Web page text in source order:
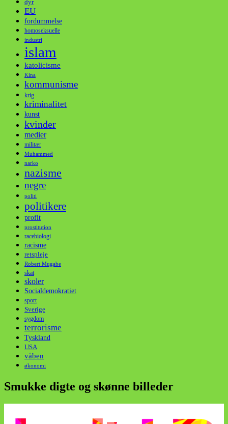
dyr
EU
fordummelse
homoseksuelle
industri
islam
katolicisme
Kina
kommunisme
krig
kriminalitet
kunst
kvinder
medier
militær
Muhammed
narko
nazisme
negre
politi
politikere
profit
prostitution
racebiologi
racisme
retspleje
Robert Mugabe
skat
skoler
Socialdemokratiet
sport
Sverige
sygdom
terrorisme
Tyskland
USA
våben
økonomi
Smukke digte og skønne billeder